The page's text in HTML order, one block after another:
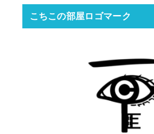
こちこの部屋ロゴマーク